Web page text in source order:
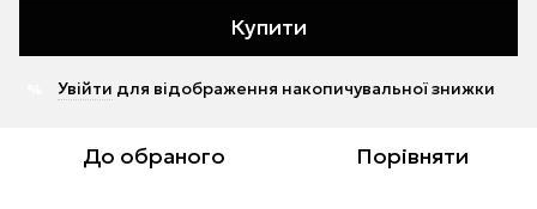
Купити
Увійти для відображення накопичувальної знижки
До обраного Порівняти